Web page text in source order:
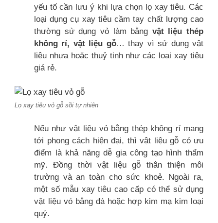
yếu tố cần lưu ý khi lựa chọn lọ xay tiêu. Các
loại dụng cụ xay tiêu cầm tay chất lượng cao
thường sử dụng vỏ làm bằng vật liệu thép
không rỉ, vật liệu gỗ… thay vì sử dụng vật
liệu nhựa hoặc thuỷ tinh như các loại xay tiêu
giá rẻ.
Lọ xay tiêu vỏ gỗ sồi tự nhiên
Nếu như vật liệu vỏ bằng thép không rỉ mang
tới phong cách hiện đại, thì vật liệu gỗ có ưu
điểm là khả năng dễ gia công tạo hình thẩm
mỹ. Đồng thời vật liệu gỗ thân thiện môi
trường và an toàn cho sức khoẻ. Ngoài ra,
một số mẫu xay tiêu cao cấp có thể sử dụng
vật liệu vỏ bằng đá hoặc hợp kim mạ kim loại
quý.